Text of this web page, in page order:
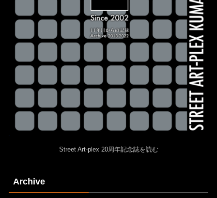
Street Art-plex 20周年記念誌を読む
Archive